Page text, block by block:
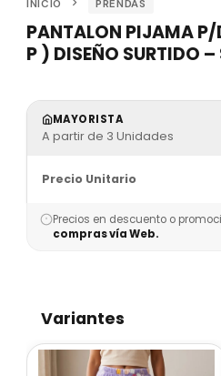
INICIO PRENDAS
PANTALON PIJAMA
P ) DISEÑO SURTIDO –
MAYORISTA
A partir de 3 Unidades
Precio Unitario
Precios en descuento o
compras vía Web.
Variantes